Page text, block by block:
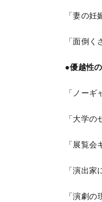
「妻の
「面倒
●優越性
「ノーギ
「大学
「展覧
「演出
「演劇